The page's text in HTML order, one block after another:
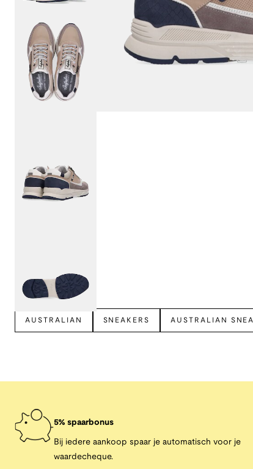
Bekijk meer
AUSTRALIAN SNEAKERS AUSTRALIAN
5% spaarbonus
Bij iedere aankoop spaar je automatisch voor je
waardecheque.